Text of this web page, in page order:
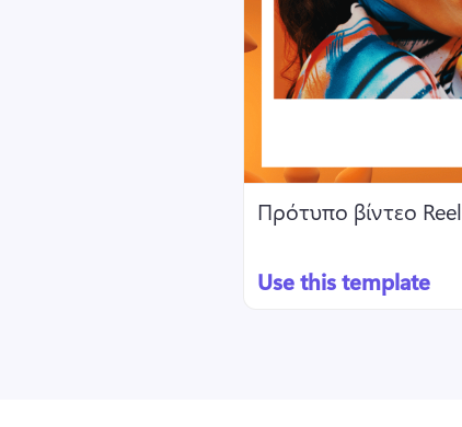
Πρότυπο βίντεο Reel
Use this template